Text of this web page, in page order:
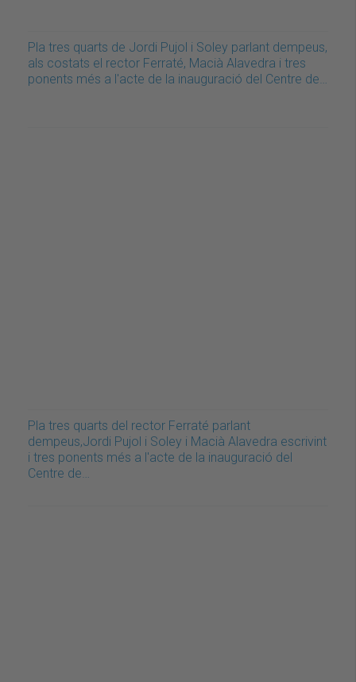
Pla tres quarts de Jordi Pujol i Soley parlant dempeus,
als costats el rector Ferraté, Macià Alavedra i tres
ponents més a l'acte de la inauguració del Centre de…
Pla tres quarts del rector Ferraté parlant
dempeus,Jordi Pujol i Soley i Macià Alavedra escrivint
i tres ponents més a l'acte de la inauguració del
Centre de…